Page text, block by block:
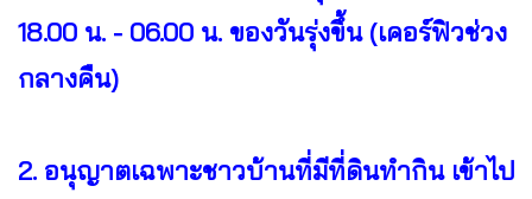
18.00 น. - 06.00 น. ของวันรุ่งขึ้น (เคอร์ฟิวช่วง
กลางคืน)
2. อนุญาตเฉพาะชาวบ้านที่มีที่ดินทำกิน เข้าไป